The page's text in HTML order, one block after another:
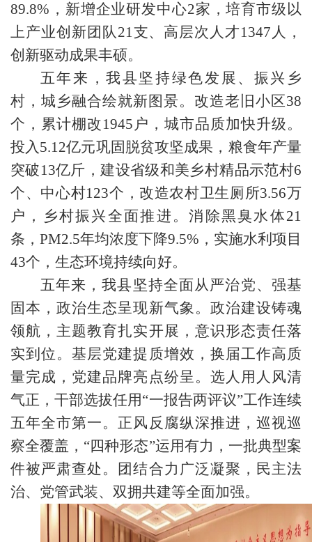
89.8%，新增企业研发中心2家，培育市级以
上产业创新团队21支、高层次人才1347人，
创新驱动成果丰硕。
五年来，我县坚持绿色发展、振兴乡
村，城乡融合绘就新图景。改造老旧小区38
个，累计棚改1945户，城市品质加快升级。
投入5.12亿元巩固脱贫攻坚成果，粮食年产量
突破13亿斤，建设省级和美乡村精品示范村6
个、中心村123个，改造农村卫生厕所3.56万
户，乡村振兴全面推进。消除黑臭水体21
条，PM2.5年均浓度下降9.5%，实施水利项目
43个，生态环境持续向好。
五年来，我县坚持全面从严治党、强基
固本，政治生态呈现新气象。政治建设铸魂
领航，主题教育扎实开展，意识形态责任落
实到位。基层党建提质增效，换届工作高质
量完成，党建品牌亮点纷呈。选人用人风清
气正，干部选拔任用“一报告两评议”工作连续
五年全市第一。正风反腐纵深推进，巡视巡
察全覆盖，“四种形态”运用有力，一批典型案
件被严肃查处。团结合力广泛凝聚，民主法
治、党管武装、双拥共建等全面加强。